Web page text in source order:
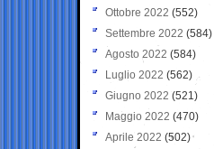
Ottobre 2022 (552)
Settembre 2022 (584)
Agosto 2022 (584)
Luglio 2022 (562)
Giugno 2022 (521)
Maggio 2022 (470)
Aprile 2022 (502)